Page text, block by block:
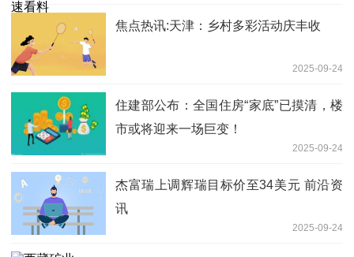
焦点热讯:天津：乡村多彩活动庆丰收
2025-09-24
住建部公布：全国住房“家底”已摸清，楼
市或将迎来一场巨变！
2025-09-24
杰富瑞上调辉瑞目标价至34美元 前沿资
讯
2025-09-24